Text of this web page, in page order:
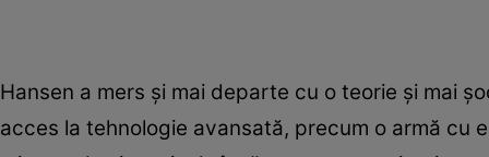
Hansen a mers și mai departe cu o teorie și mai
acces la tehnologie avansată, precum o armă cu